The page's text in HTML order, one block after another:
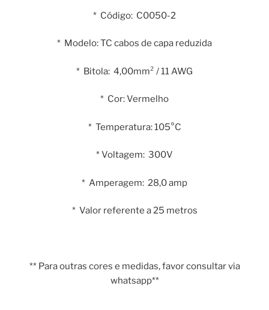
* Código: C0050-2
* Modelo: TC cabos de capa reduzida
* Bitola: 4,00mm² / 11 AWG
* Cor: Vermelho
* Temperatura: 105°C
* Voltagem: 300V
* Amperagem: 28,0 amp
* Valor referente a 25 metros
** Para outras cores e medidas, favor consultar via
whatsapp**